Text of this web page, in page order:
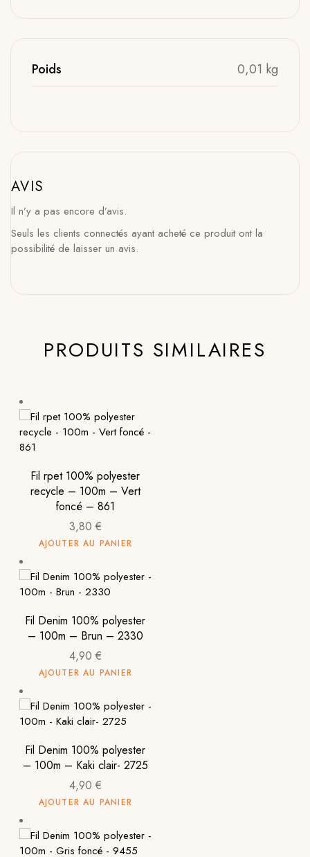
Poids 0,01 kg
AVIS
Il n’y a pas encore d’avis.
Seuls les clients connectés ayant acheté ce produit ont la
possibilité de laisser un avis.
PRODUITS SIMILAIRES
Fil rpet 100% polyester
recycle – 100m – Vert
foncé – 861
3,80 €
AJOUTER AU PANIER
Fil Denim 100% polyester
– 100m – Brun – 2330
4,90 €
AJOUTER AU PANIER
Fil Denim 100% polyester
– 100m – Kaki clair- 2725
4,90 €
AJOUTER AU PANIER